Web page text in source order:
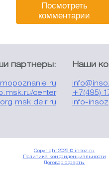
Посмотреть
комментарии
партнеры:
center
msk.deir.ru
Наши
+7(495)
info-insoz
Copyright 2026 © insoz.ru
Политика конфиденциальности
Договор оферты